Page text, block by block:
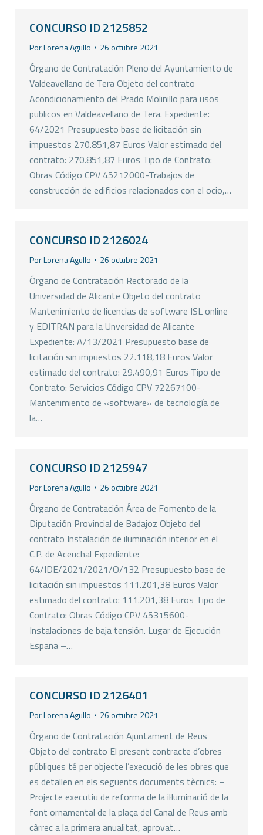
CONCURSO ID 2125852
PorLorena Agullo 26 octubre 2021
Órgano de Contratación Pleno del Ayuntamiento de
Valdeavellano de Tera Objeto del contrato
Acondicionamiento del Prado Molinillo para usos
publicos en Valdeavellano de Tera. Expediente:
64/2021 Presupuesto base de licitación sin
impuestos 270.851,87 Euros Valor estimado del
contrato: 270.851,87 Euros Tipo de Contrato:
Obras Código CPV 45212000-Trabajos de
construcción de edificios relacionados con el ocio,…
CONCURSO ID 2126024
PorLorena Agullo 26 octubre 2021
Órgano de Contratación Rectorado de la
Universidad de Alicante Objeto del contrato
Mantenimiento de licencias de software ISL online
y EDITRAN para la Unversidad de Alicante
Expediente: A/13/2021 Presupuesto base de
licitación sin impuestos 22.118,18 Euros Valor
estimado del contrato: 29.490,91 Euros Tipo de
Contrato: Servicios Código CPV 72267100-
Mantenimiento de «software» de tecnología de
la…
CONCURSO ID 2125947
PorLorena Agullo 26 octubre 2021
Órgano de Contratación Área de Fomento de la
Diputación Provincial de Badajoz Objeto del
contrato Instalación de iluminación interior en el
C.P. de Aceuchal Expediente:
64/IDE/2021/2021/O/132 Presupuesto base de
licitación sin impuestos 111.201,38 Euros Valor
estimado del contrato: 111.201,38 Euros Tipo de
Contrato: Obras Código CPV 45315600-
Instalaciones de baja tensión. Lugar de Ejecución
España –…
CONCURSO ID 2126401
PorLorena Agullo 26 octubre 2021
Órgano de Contratación Ajuntament de Reus
Objeto del contrato El present contracte d’obres
públiques té per objecte l’execució de les obres que
es detallen en els següents documents tècnics: –
Projecte executiu de reforma de la il·luminació de la
font ornamental de la plaça del Canal de Reus amb
càrrec a la primera anualitat, aprovat…